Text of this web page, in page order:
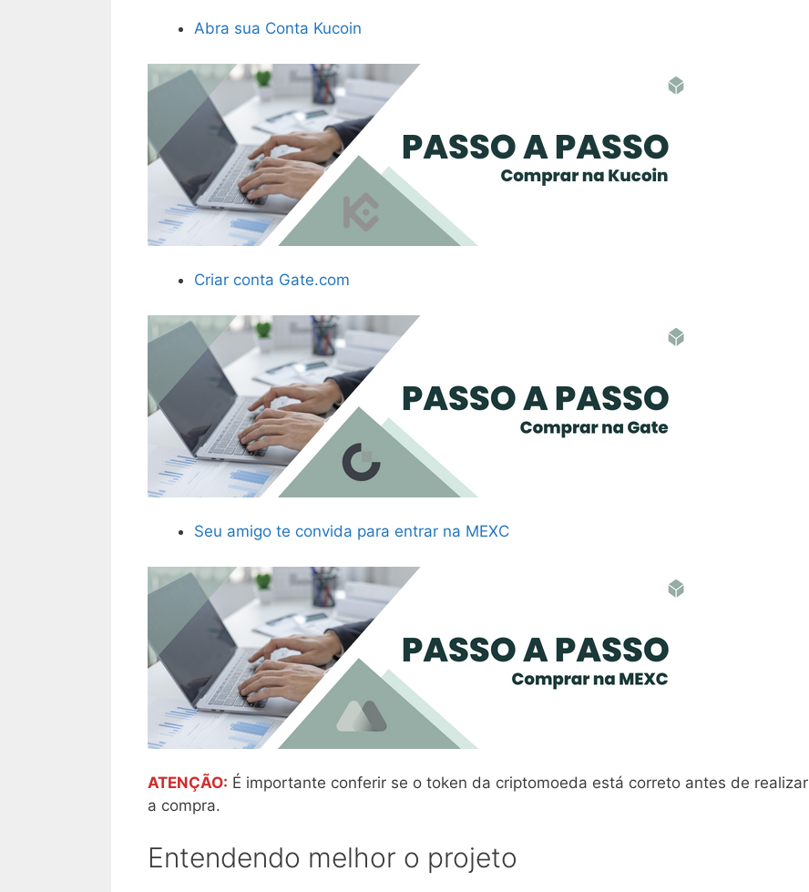
Abra sua Conta Kucoin
Criar conta Gate.com
Seu amigo te convida para entrar na MEXC
ATENÇÃO: É importante conferir se o token da criptomoeda está correto antes de realizar
a compra.
Entendendo melhor o projeto